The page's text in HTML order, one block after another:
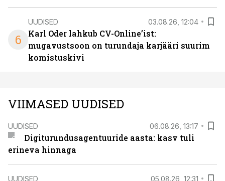
6
UUDISED 03.08.26, 12:04
Karl Oder lahkub CV-Online’ist:
mugavustsoon on turundaja karjääri suurim
komistuskivi
VIIMASED UUDISED
UUDISED 06.08.26, 13:17
Digiturundusagentuuride aasta: kasv tuli
erineva hinnaga
UUDISED 05.08.26, 12:31